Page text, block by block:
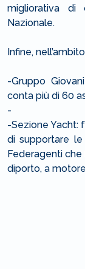
migliorativa di
Nazionale.
Infine,
-Gruppo
conta più di 60
-
-Sezione Yacht:
di supportare
Federagenti che
diporto, a